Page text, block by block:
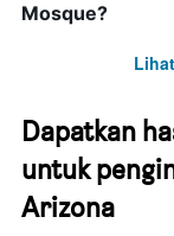
Mosque?
Dapatkan
untuk
Arizona